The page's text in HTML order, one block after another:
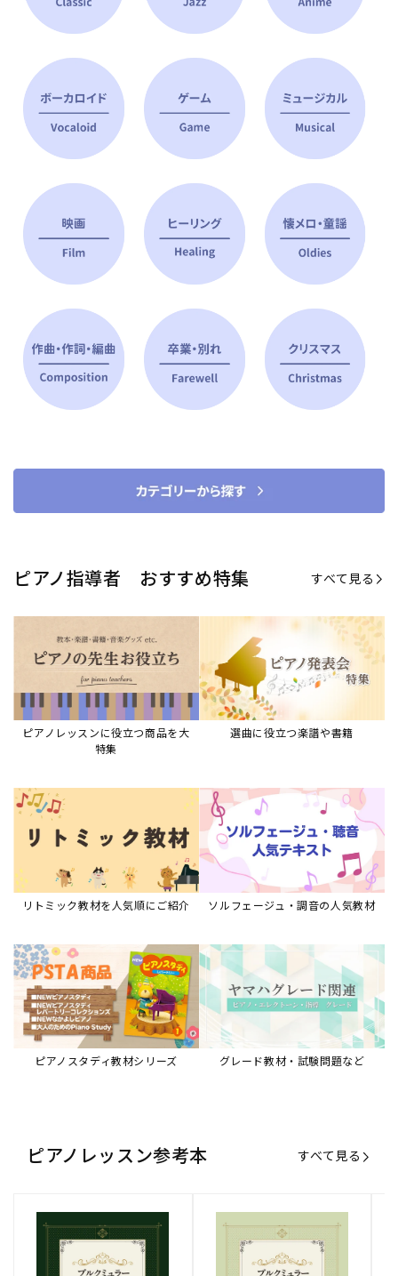
ピアノ指導者 おすすめ特集 すべて見る
ピアノレッスンに役立つ商品を大
特集
選曲に役立つ楽譜や書籍
リトミック教材を人気順にご紹介 ソルフェージュ・調音の人気教材
ピアノスタディ教材シリーズ グレード教材・試験問題など
ピアノレッスン参考本 すべて見る